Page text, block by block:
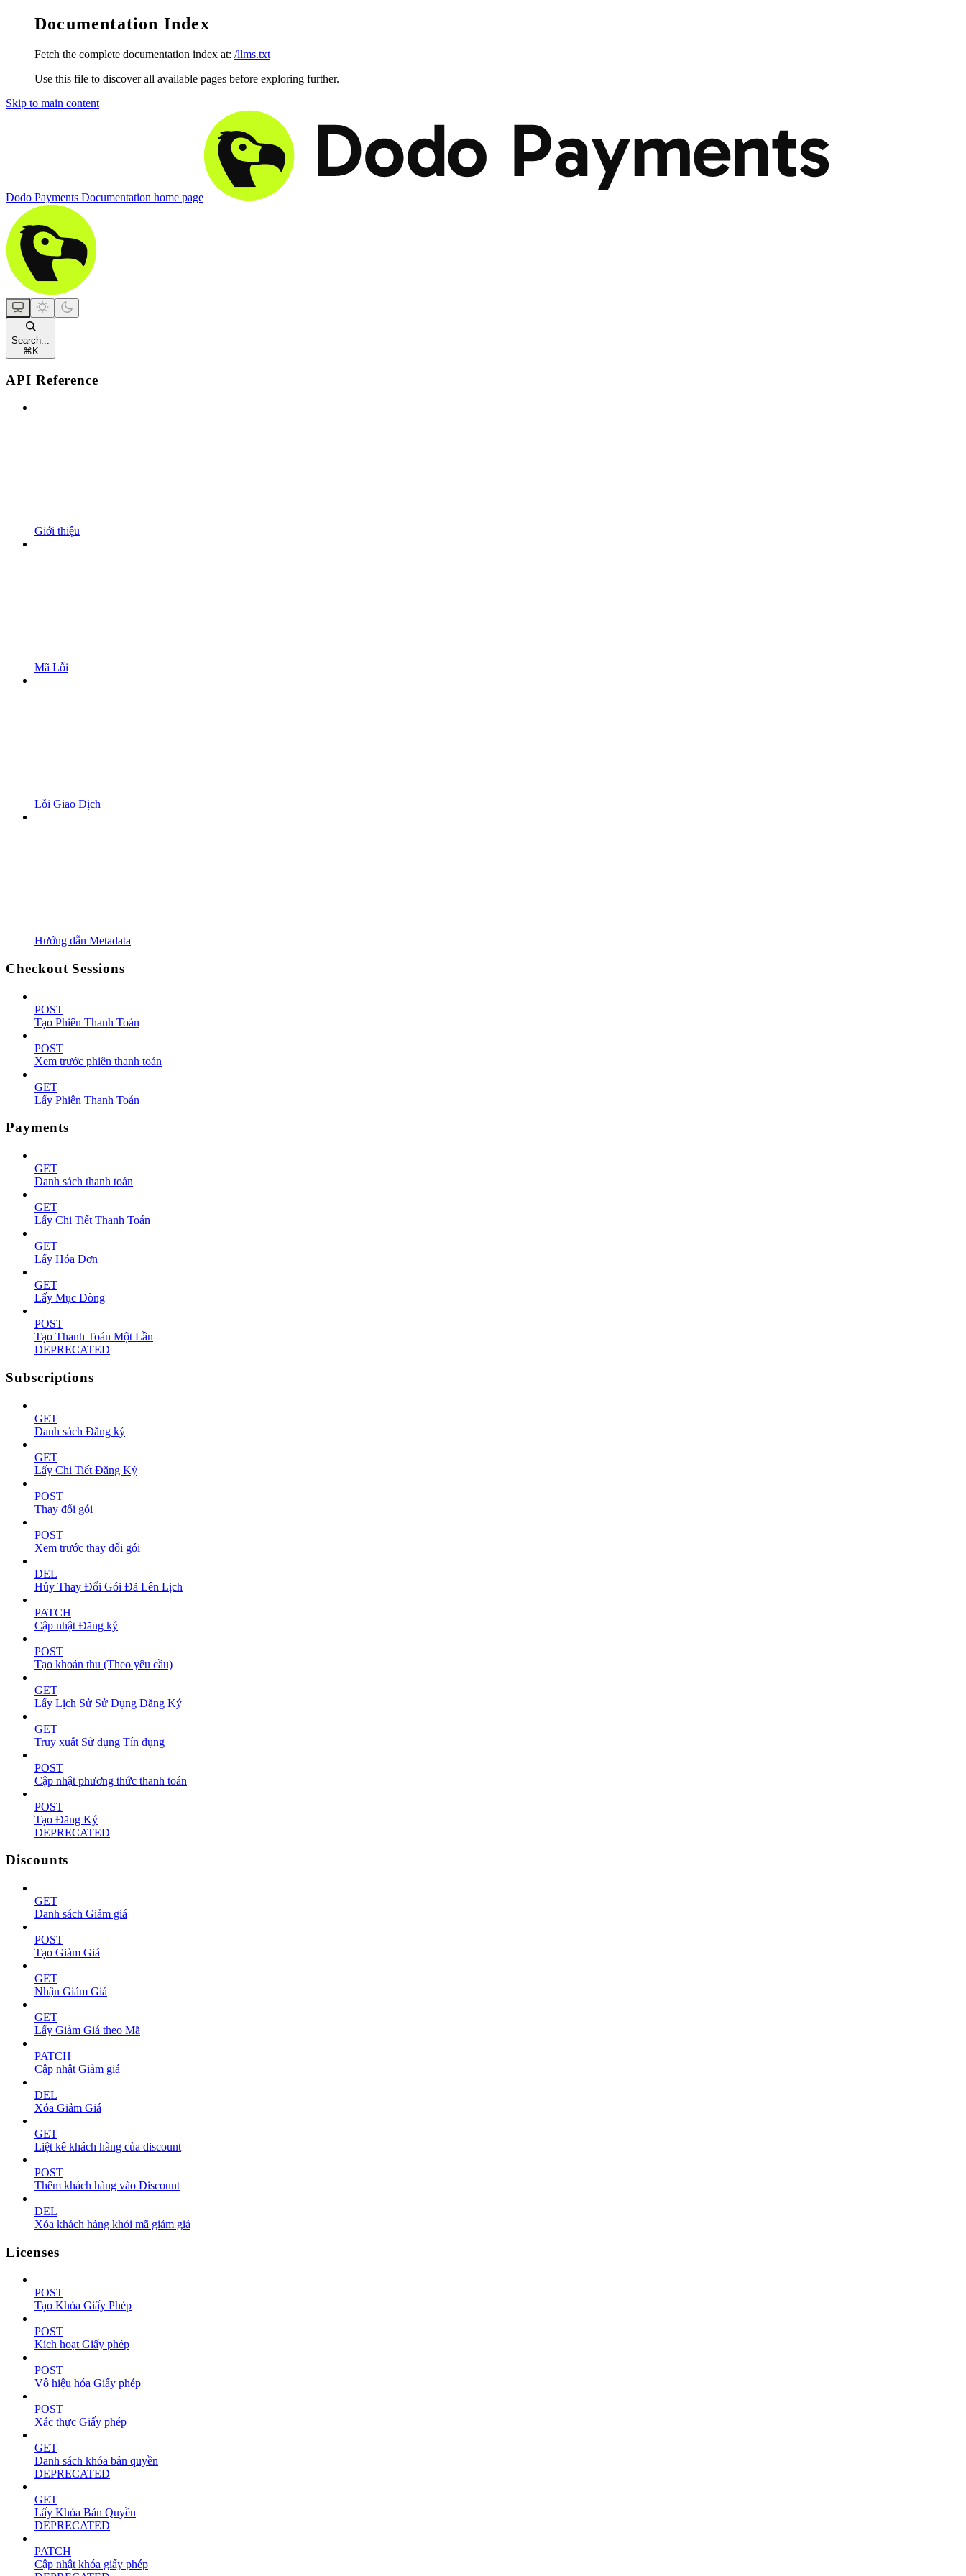
Documentation Index
Fetch the complete documentation index at: /llms.txt
Use this file to discover all available pages before exploring further.
Skip to main content
Dodo Payments Documentation home page
Search...
⌘ K
API Reference
Giới thiệu
Mã Lỗi
Lỗi Giao Dịch
Hướng dẫn Metadata
Checkout Sessions
POST
Tạo Phiên Thanh Toán
POST
Xem trước phiên thanh toán
GET
Lấy Phiên Thanh Toán
Payments
GET
Danh sách thanh toán
GET
Lấy Chi Tiết Thanh Toán
GET
Lấy Hóa Đơn
GET
Lấy Mục Dòng
POST
Tạo Thanh Toán Một Lần
DEPRECATED
Subscriptions
GET
Danh sách Đăng ký
GET
Lấy Chi Tiết Đăng Ký
POST
Thay đổi gói
POST
Xem trước thay đổi gói
DEL
Hủy Thay Đổi Gói Đã Lên Lịch
PATCH
Cập nhật Đăng ký
POST
Tạo khoản thu (Theo yêu cầu)
GET
Lấy Lịch Sử Sử Dụng Đăng Ký
GET
Truy xuất Sử dụng Tín dụng
POST
Cập nhật phương thức thanh toán
POST
Tạo Đăng Ký
DEPRECATED
Discounts
GET
Danh sách Giảm giá
POST
Tạo Giảm Giá
GET
Nhận Giảm Giá
GET
Lấy Giảm Giá theo Mã
PATCH
Cập nhật Giảm giá
DEL
Xóa Giảm Giá
GET
Liệt kê khách hàng của discount
POST
Thêm khách hàng vào Discount
DEL
Xóa khách hàng khỏi mã giảm giá
Licenses
POST
Tạo Khóa Giấy Phép
POST
Kích hoạt Giấy phép
POST
Vô hiệu hóa Giấy phép
POST
Xác thực Giấy phép
GET
Danh sách khóa bản quyền
DEPRECATED
GET
Lấy Khóa Bản Quyền
DEPRECATED
PATCH
Cập nhật khóa giấy phép